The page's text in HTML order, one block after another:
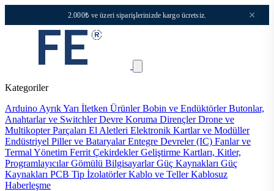
2.000₺ ve üzeri siparişlerinizde kargo ücretsiz. ×
Kategoriler
Arduino Ayrık Yarı İletken ÜrünlerBobin ve EndüktörlerButonlar,
Anahtarlar ve SwitchlerDevre Koruma DirençlerDrone ve
Multikopter Parçaları El Aletleri Elektronik Kartlar ve Modüller
Endüstriyel Piller ve BataryalarEntegre Devreler (IC) Fanlar ve
Termal Yönetim Ferrit ÇekirdeklerGeliştirme Kartları, Kitler,
ProgramlayıcılarGömülü BilgisayarlarGüç Kaynakları Güç
Kaynakları PCB Tip İzolatörlerKablo ve TellerKablosuz
Haberleşme